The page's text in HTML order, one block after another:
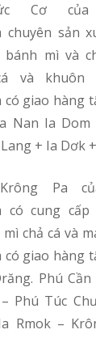
chuyên sản
mì và
và khuôn
có giao hàng
Nan Ia Dom
+ Ia Dơk
có cung
chả cá và
có giao hàng
Phú
Phú Túc
Rmok –